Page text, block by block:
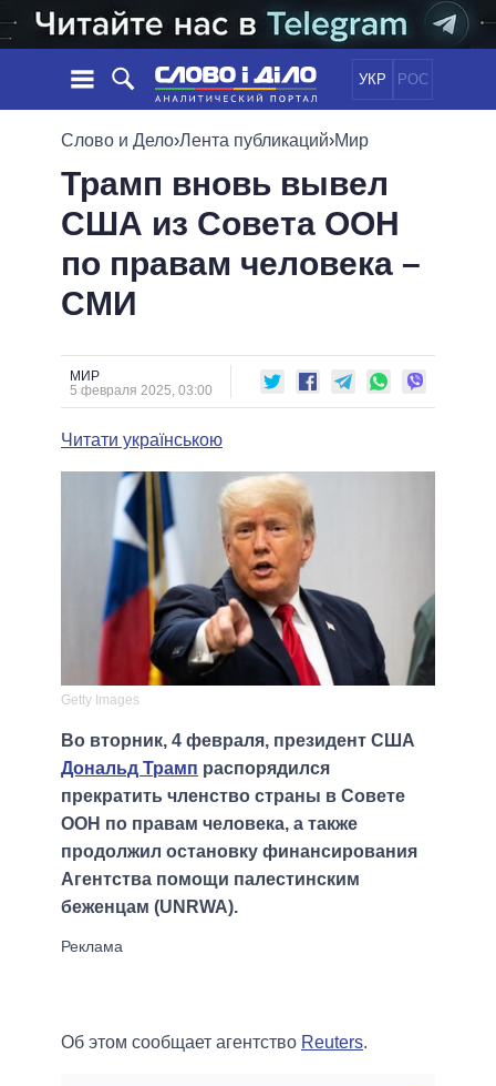
УКР РОС
НОВОСТИ
ЛЕНТА
СОБЫТИЯ
СТАТЬИ
МНЕНИЯ
ОБЗОРЫ
ДАЙДЖЕСТЫ
ПОЛИТИКА
ЭКОНОМИКА
ОБЩЕСТВО
ОБЕЩАНИЯ
ПОЛИТИКИ
ВСЕ ПОЛИТИКИ
ПРЕЗИДЕНТ И ОФИС
ВЕРХОВНАЯ РАДА
КАБИНЕТ МИНИСТРОВ
МЭРЫ
ВСЕ ПЕРСОНЫ
ПОДДЕРЖАТЬ
СРАВНЕНИЕ ПОЛИТИКОВ
Слово и Дело›Лента публикаций›Мир
Трамп вновь вывел
США из Совета ООН
по правам человека –
СМИ
МИР
5 февраля 2025, 03:00
Читати українською
Getty Images
Во вторник, 4 февраля, президент США
Дональд Трамп распорядился
прекратить членство страны в Совете
ООН по правам человека, а также
продолжил остановку финансирования
Агентства помощи палестинским
беженцам (UNRWA).
Об этом сообщает агентство Reuters.